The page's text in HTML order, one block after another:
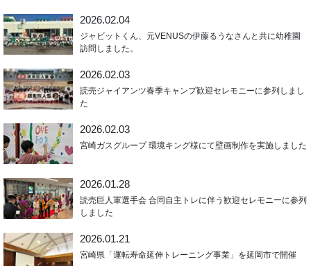
2026.02.04
ジャビットくん、元VENUSの伊藤るうなさんと共に幼稚園
訪問しました。
2026.02.03
読売ジャイアンツ春季キャンプ歓迎セレモニーに参列しまし
た
2026.02.03
宮崎ガスグループ 環境キング様にて壁画制作を実施しました
2026.01.28
読売巨人軍選手会 合同自主トレに伴う歓迎セレモニーに参列
しました
2026.01.21
宮崎県「運転寿命延伸トレーニング事業」を延岡市で開催